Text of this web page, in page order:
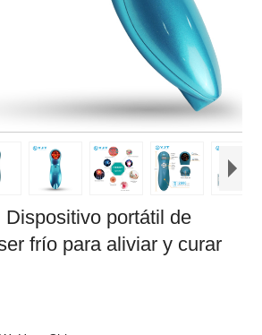
portátil de
frío para aliviar y curar